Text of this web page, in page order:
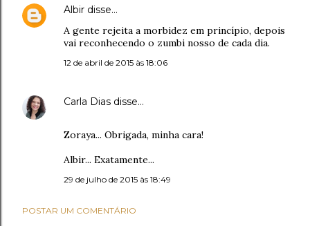
Albir disse…
A gente rejeita a morbidez em princípio, depois
vai reconhecendo o zumbi nosso de cada dia.
12 de abril de 2015 às 18:06
Carla Dias disse…
Zoraya... Obrigada, minha cara!
Albir... Exatamente...
29 de julho de 2015 às 18:49
POSTAR UM COMENTÁRIO